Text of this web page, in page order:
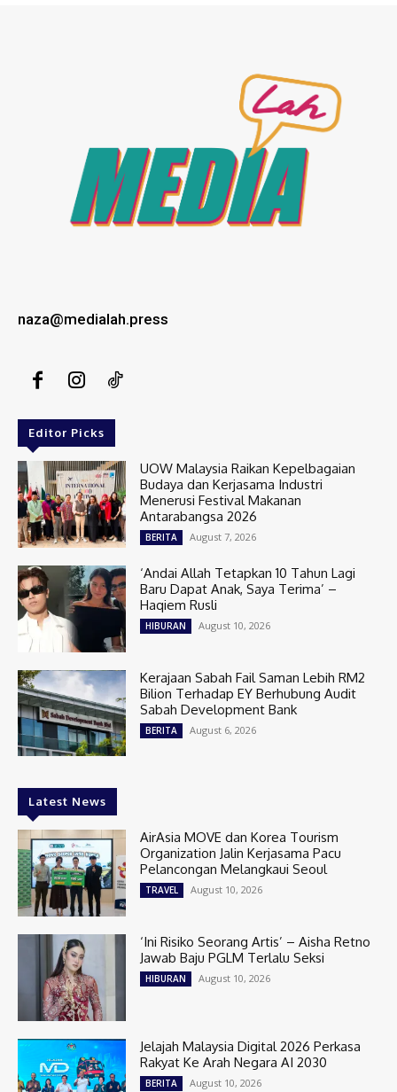
naza@medialah.press
Editor Picks
UOW Malaysia Raikan Kepelbagaian
Budaya dan Kerjasama Industri
Menerusi Festival Makanan
Antarabangsa 2026
BERITA August 7, 2026
‘Andai Allah Tetapkan 10 Tahun Lagi
Baru Dapat Anak, Saya Terima’ –
Haqiem Rusli
HIBURAN August 10, 2026
Kerajaan Sabah Fail Saman Lebih RM2
Bilion Terhadap EY Berhubung Audit
Sabah Development Bank
BERITA August 6, 2026
Latest News
AirAsia MOVE dan Korea Tourism
Organization Jalin Kerjasama Pacu
Pelancongan Melangkaui Seoul
TRAVEL August 10, 2026
‘Ini Risiko Seorang Artis’ – Aisha Retno
Jawab Baju PGLM Terlalu Seksi
HIBURAN August 10, 2026
Jelajah Malaysia Digital 2026 Perkasa
Rakyat Ke Arah Negara AI 2030
BERITA August 10, 2026